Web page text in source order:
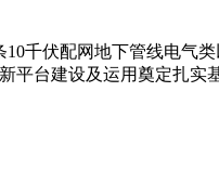
伏配网地下管线电气
台建设及运用奠定扎实